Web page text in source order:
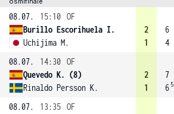
08.07. 15:10 OF
Burillo Escorihuela I.
Uchijima M.
2
1
6
4
08.07.
14:30 OF
Quevedo K. (8)
Rinaldo Persson K.
2
1
7
6 5
08.07.
13:35 OF